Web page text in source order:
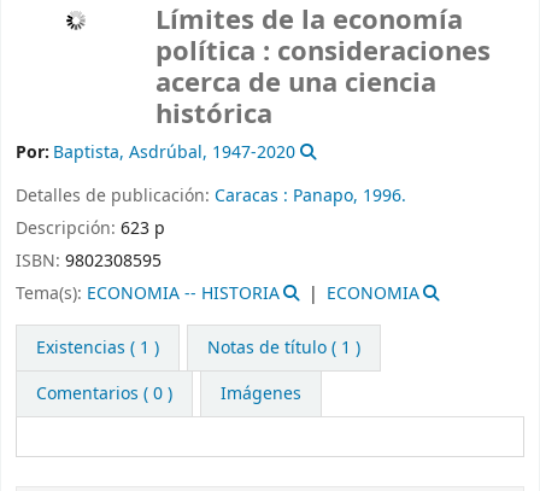
Límites de la economía
política : consideraciones
acerca de una ciencia
histórica
Por: Baptista, Asdrúbal, 1947-2020
Detalles de publicación: Caracas : Panapo, 1996.
Descripción: 623 p
ISBN: 9802308595
Tema(s): ECONOMIA -- HISTORIA ECONOMIA
Existencias ( 1 )
Notas de título ( 1 )
Comentarios ( 0 )
Imágenes